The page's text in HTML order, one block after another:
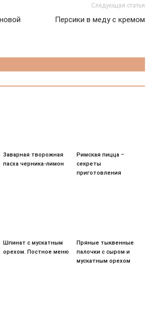
Следующая статья
Персики в меду с кремом
Заварная творожная
пасха черника-лимон
Римская пицца –
секреты
приготовления
Шпинат с мускатным
орехом. Постное меню
Пряные тыквенные
палочки с сыром и
мускатным орехом